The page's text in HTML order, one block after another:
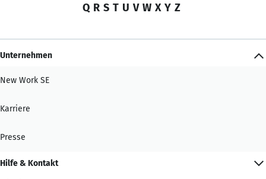
Q R S T U V W X Y Z
Unternehmen
New Work SE
Karriere
Presse
Hilfe & Kontakt